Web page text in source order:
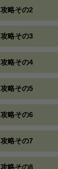
攻略その2
攻略その3
攻略その4
攻略その5
攻略その6
攻略その7
攻略その8